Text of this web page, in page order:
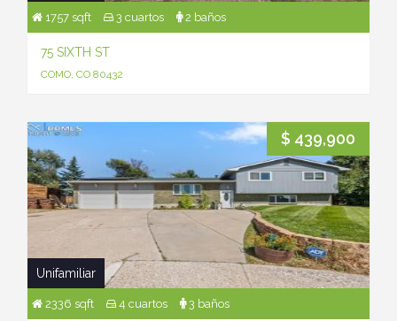
1757 sqft 3 cuartos 2 baños
75 SIXTH ST
COMO, CO 80432
$ 439,900
Unifamiliar
2336 sqft 4 cuartos 3 baños